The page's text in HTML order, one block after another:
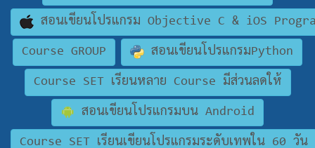
สอนเขียนโปรแกรม Objective C & iOS
Course GROUP สอนเขียนโปรแกรมPython
Course SET เรียนหลาย Course มีส่วนลดให้
สอนเขียนโปรแกรมบน Android
Course SET เรียนเขียนโปรแกรมระดับเทพใน 60 วัน